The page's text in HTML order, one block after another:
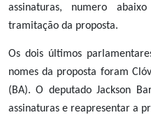
assinaturas, numero
tramitação da proposta.
Os dois últimos
nomes da proposta foram
(BA). O deputado Jackson
assinaturas e reapresentar a